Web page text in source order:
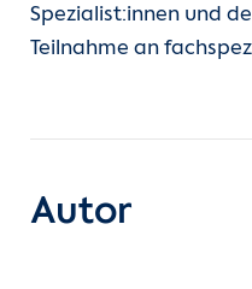
Spezialist:innen und
Teilnahme an
Autor